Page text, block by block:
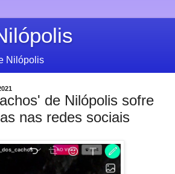
Nilópolis
de Nilópolis sofre
nas redes sociais